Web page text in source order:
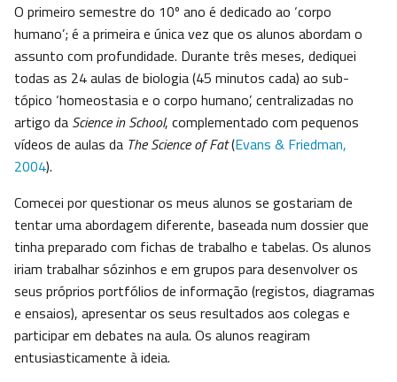
O primeiro semestre do 10º ano é dedicado ao ‘corpo
humano’; é a primeira e única vez que os alunos abordam o
assunto com profundidade. Durante três meses, dediquei
todas as 24 aulas de biologia (45 minutos cada) ao sub-
tópico ‘homeostasia e o corpo humano’, centralizadas no
artigo da Science in School, complementado com pequenos
vídeos de aulas da The Science of Fat(Evans & Friedman,
2004).
Comecei por questionar os meus alunos se gostariam de
tentar uma abordagem diferente, baseada num dossier que
tinha preparado com fichas de trabalho e tabelas. Os alunos
iriam trabalhar sózinhos e em grupos para desenvolver os
seus próprios portfólios de informação (registos, diagramas
e ensaios), apresentar os seus resultados aos colegas e
participar em debates na aula. Os alunos reagiram
entusiasticamente à ideia.